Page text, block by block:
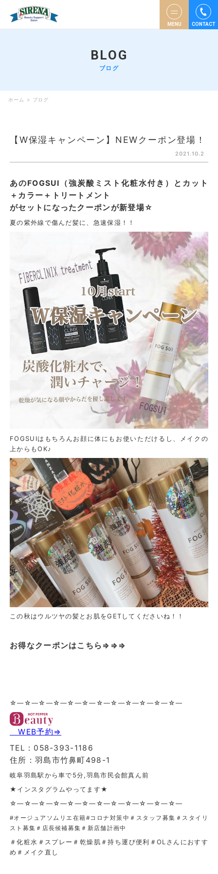
MENU CONTACT
BLOG
ブログ
ホーム > ブログ
【W保湿キャンペーン】NEWクーポン登場！
2021.10.2
あのFOGSUI（強炭酸ミスト化粧水付き）とカット
＋カラー＋トリートメント
がセットになったクーポンが新登場☆
夏の紫外線で傷んだ髪に、急速保湿！！
FOGSUIはもちろんお顔に体にもお使いただけるし、メイクの
上からもOK♪
この秋はウルツヤの髪とお肌をGETしてくださいね！！
お得なクーポンはこちら⇒⇒⇒
☆—☆—☆—☆—☆—☆—☆—☆—☆—☆—☆—☆—
WEB予約⇒
TEL：058-393-1186
住所：羽島市竹鼻町498-1
岐阜羽島駅から車で5分,羽島市民会館真ん前
★インスタグラムやってます★
☆—☆—☆—☆—☆—☆—☆—☆—☆—☆—☆—☆—
#オージュアソムリエ在籍#コロナ対策中＃スタッフ募集＃スタイリ
スト募集＃店長候補募集＃新店舗計画中
＃化粧水＃スプレー＃乾燥肌＃持ち運び便利＃OLさんにおすす
め＃メイク直し